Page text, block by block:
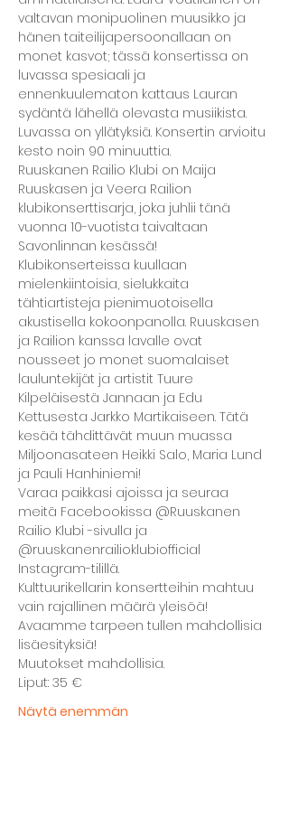
valtavan monipuolinen muusikko ja
hänen taiteilijapersoonallaan on
monet kasvot; tässä konsertissa on
luvassa spesiaali ja
ennenkuulematon kattaus Lauran
sydäntä lähellä olevasta musiikista.
Luvassa on yllätyksiä. Konsertin arvioitu
kesto noin 90 minuuttia.
Ruuskanen Railio Klubi on Maija
Ruuskasen ja Veera Railion
klubikonserttisarja, joka juhlii tänä
vuonna 10-vuotista taivaltaan
Savonlinnan kesässä!
Klubikonserteissa kuullaan
mielenkiintoisia, sielukkaita
tähtiartisteja pienimuotoisella
akustisella kokoonpanolla. Ruuskasen
ja Railion kanssa lavalle ovat
nousseet jo monet suomalaiset
lauluntekijät ja artistit Tuure
Kilpeläisestä Jannaan ja Edu
Kettusesta Jarkko Martikaiseen. Tätä
kesää tähdittävät muun muassa
Miljoonasateen Heikki Salo, Maria Lund
ja Pauli Hanhiniemi!
Varaa paikkasi ajoissa ja seuraa
meitä Facebookissa @Ruuskanen
Railio Klubi -sivulla ja
@ruuskanenrailioklubiofficial
Instagram-tilillä.
Kulttuurikellarin konsertteihin mahtuu
vain rajallinen määrä yleisöä!
Avaamme tarpeen tullen mahdollisia
lisäesityksiä!
Muutokset mahdollisia.
Liput: 35 €
Näytä enemmän